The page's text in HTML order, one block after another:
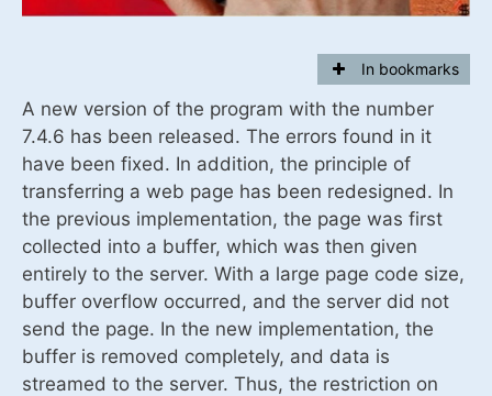
In bookmarks
A new version of the program with the number
7.4.6 has been released. The errors found in it
have been fixed. In addition, the principle of
transferring a web page has been redesigned. In
the previous implementation, the page was first
collected into a buffer, which was then given
entirely to the server. With a large page code size,
buffer overflow occurred, and the server did not
send the page. In the new implementation, the
buffer is removed completely, and data is
streamed to the server. Thus, the restriction on